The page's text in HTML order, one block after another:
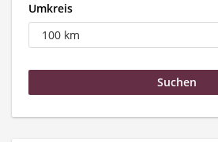
Umkreis